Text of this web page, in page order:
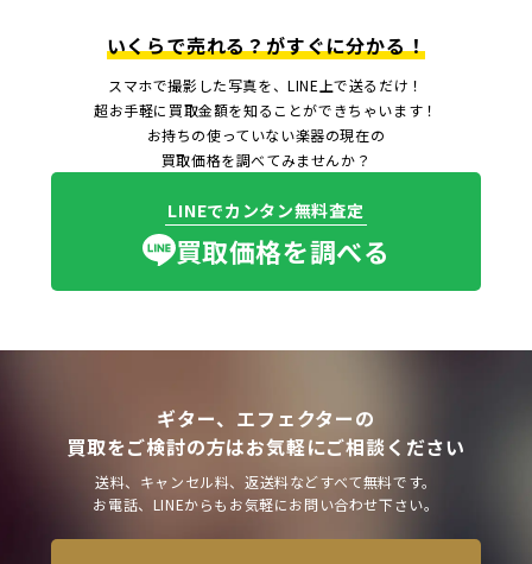
いくらで売れる？がすぐに分かる！
スマホで撮影した写真を、LINE上で送るだけ！
超お手軽に買取金額を知ることができちゃいます！
お持ちの使っていない楽器の現在の
買取価格を調べてみませんか？
LINEでカンタン無料査定
買取価格を調べる
ギター、エフェクターの
買取をご検討の方はお気軽にご相談ください
送料、キャンセル料、返送料などすべて無料です。
お電話、LINEからもお気軽にお問い合わせ下さい。